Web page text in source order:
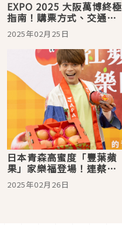
EXPO 2025 大阪萬博終極
指南！購票方式、交通方
式、看點介紹懶人包，想
看鋼彈及跟上未來科技脈
動千萬別錯過
2025年02月25日
日本青森高蜜度「豐葉蘋
果」家樂福登場！連蔡阿
嘎吃完都被圈粉的秘密栽
種工法是？
2025年02月26日